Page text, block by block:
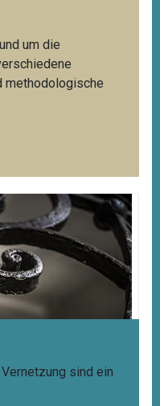
um die
methodologische
sind ein